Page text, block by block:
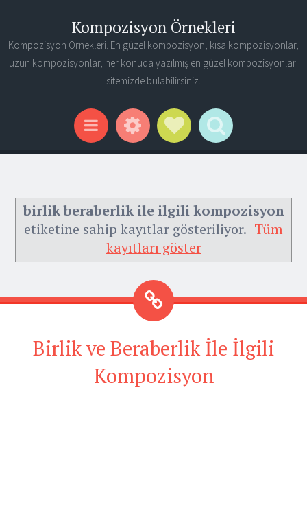
Kompozisyon Örnekleri
Kompozisyon Örnekleri. En güzel kompozisyon, kısa kompozisyonlar,
uzun kompozisyonlar, her konuda yazılmış en güzel kompozisyonları
sitemizde bulabilirsiniz.
Menu WidgetsSocial Links
Search
birlik beraberlik ile ilgili kompozisyon
etiketine sahip kayıtlar gösteriliyor. Tüm
kayıtları göster
Birlik ve Beraberlik İle İlgili
Kompozisyon